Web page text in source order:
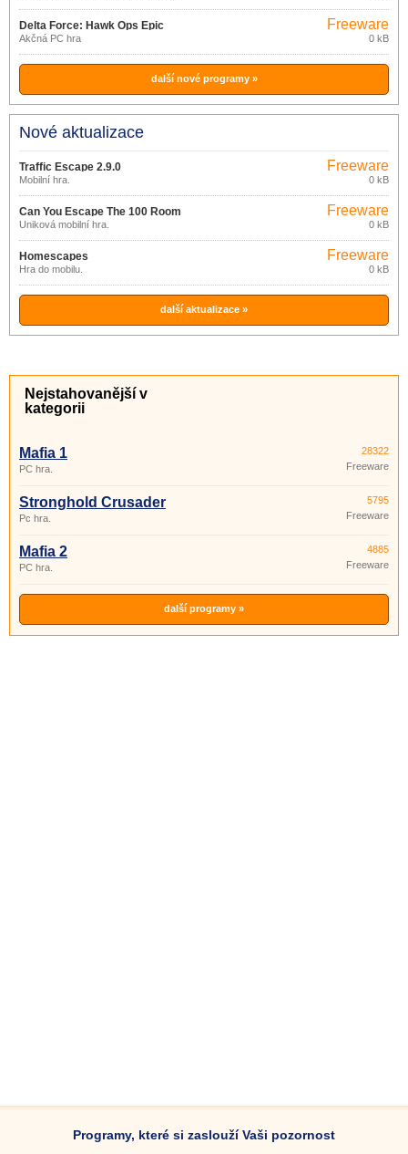
Delta Force: Hawk Ops Epic
Games Store
Akčná PC hra
Freeware
0 kB
další nové programy »
Nové aktualizace
Traffic Escape 2.9.0
Mobilní hra.
Freeware
0 kB
Can You Escape The 100 Room
Úniková mobilní hra.
Freeware
0 kB
Homescapes
Hra do mobilu.
Freeware
0 kB
další aktualizace »
Nejstahovanější v
kategorii
Mafia 1
PC hra.
28322
Freeware
Stronghold Crusader
Pc hra.
5795
Freeware
Mafia 2
PC hra.
4885
Freeware
další programy »
Programy, které si zaslouží Vaši pozornost